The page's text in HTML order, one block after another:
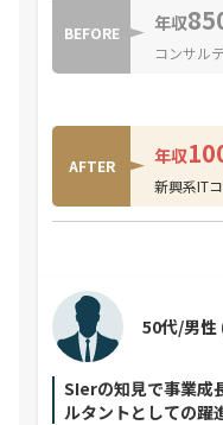
BEFORE 年収
コンサル
AFTER 年収
新興系IT
SIerの知見で事業成
ルタントとしての躍
50代/男性